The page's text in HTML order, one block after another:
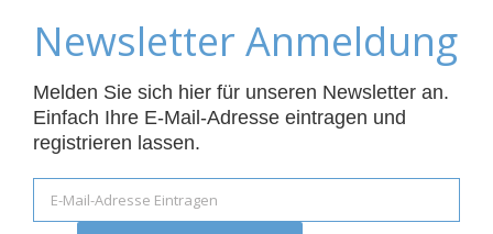
Newsletter Anmeldung
Melden Sie sich hier für unseren Newsletter an.
Einfach Ihre E-Mail-Adresse eintragen und
registrieren lassen.